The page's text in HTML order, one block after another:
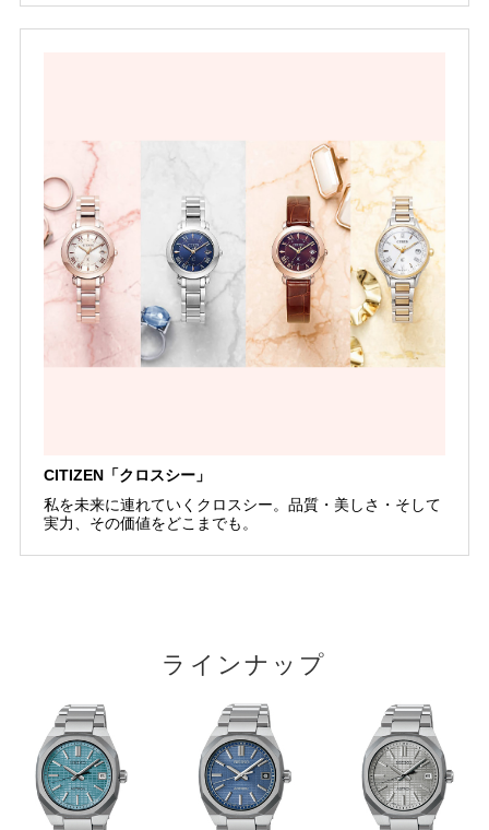
CITIZEN「クロスシー」
私を未来に連れていくクロスシー。品質・美しさ・そして
実力、その価値をどこまでも。
ラインナップ